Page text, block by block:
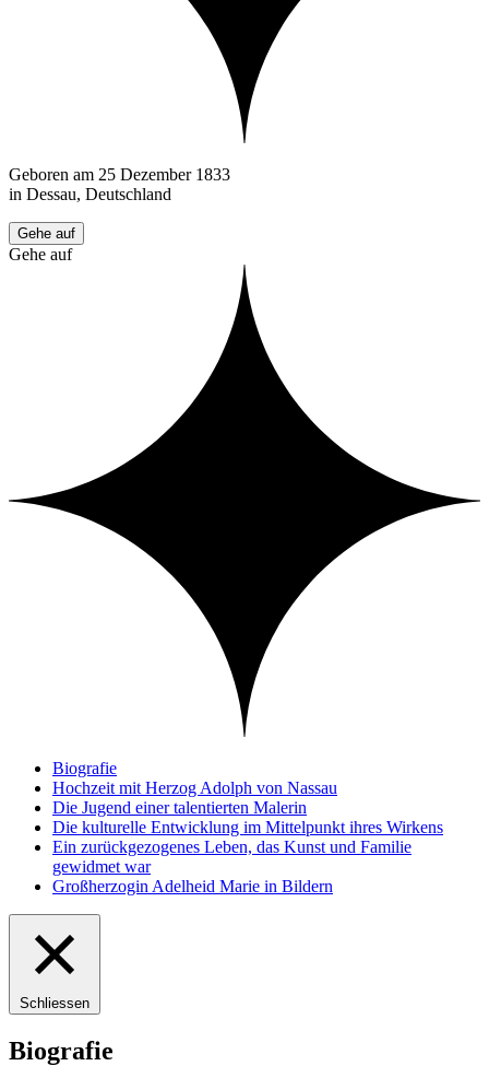
Geboren am 25 Dezember 1833
in Dessau, Deutschland
Gehe auf
Gehe auf
Biografie
Hochzeit mit Herzog Adolph von Nassau
Die Jugend einer talentierten Malerin
Die kulturelle Entwicklung im Mittelpunkt ihres Wirkens
Ein zurückgezogenes Leben, das Kunst und Familie
gewidmet war
Großherzogin Adelheid Marie in Bildern
Schliessen
Biografie